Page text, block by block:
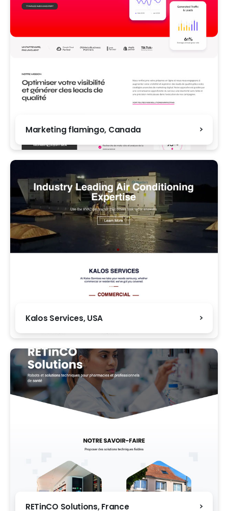
Marketing flamingo, Canada
Kalos Services, USA
RETinCO Solutions, France